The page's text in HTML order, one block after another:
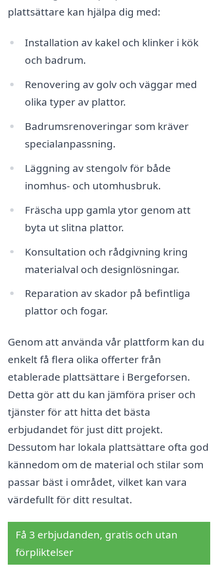
plattsättare kan hjälpa dig med:
Installation av kakel och klinker i kök
och badrum.
Renovering av golv och väggar med
olika typer av plattor.
Badrumsrenoveringar som kräver
specialanpassning.
Läggning av stengolv för både
inomhus- och utomhusbruk.
Fräscha upp gamla ytor genom att
byta ut slitna plattor.
Konsultation och rådgivning kring
materialval och designlösningar.
Reparation av skador på befintliga
plattor och fogar.
Genom att använda vår plattform kan du
enkelt få flera olika offerter från
etablerade plattsättare i Bergeforsen.
Detta gör att du kan jämföra priser och
tjänster för att hitta det bästa
erbjudandet för just ditt projekt.
Dessutom har lokala plattsättare ofta god
kännedom om de material och stilar som
passar bäst i området, vilket kan vara
värdefullt för ditt resultat.
Få 3 erbjudanden, gratis och utan
förpliktelser